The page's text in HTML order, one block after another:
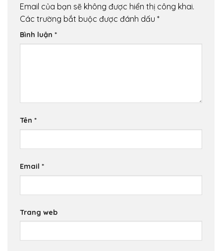
Email của bạn sẽ không được hiển thị công khai.
Các trường bắt buộc được đánh dấu *
Bình luận *
Tên *
Email *
Trang web